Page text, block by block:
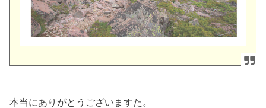
本当にありがとうございますた。